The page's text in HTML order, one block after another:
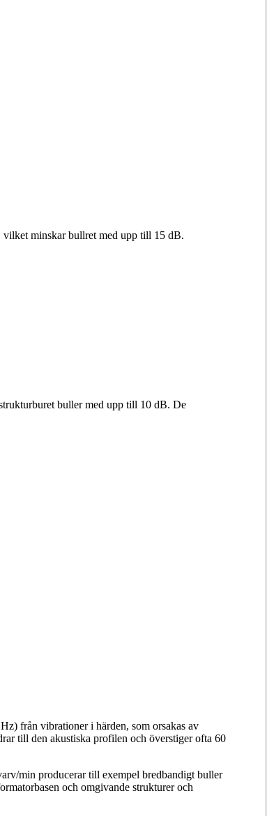
minskar bullret med upp till 15 dB.
buller med upp till 10 dB. De
från vibrationer i härden, som orsakas av
till den akustiska profilen och överstiger ofta 60
min producerar till exempel bredbandigt buller
och omgivande strukturer och